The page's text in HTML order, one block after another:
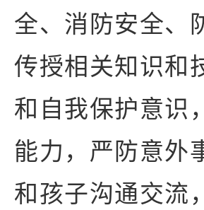
全、消防安全、
传授相关知识和
和自我保护意识
能力，严防意外
和孩子沟通交流